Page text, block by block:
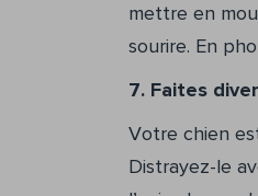
mettre en
sourire. En
7. Faites
Votre chien
Distrayez-le